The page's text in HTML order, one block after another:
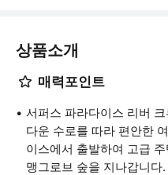
상품소개
매력포인트
서퍼스 파라다이스 리버
다운 수로를 따라 편안한
이스에서 출발하여 고급
맹그로브 숲을 지나갑니다